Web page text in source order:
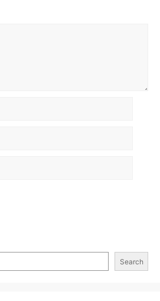
Search